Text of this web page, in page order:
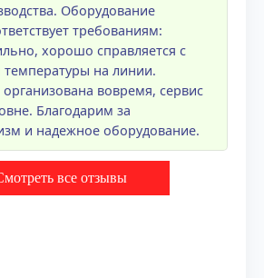
Оборудование
требованиям:
хорошо справляется с
на линии.
вовремя, сервис
Благодарим за
и надежное оборудование.
все отзывы